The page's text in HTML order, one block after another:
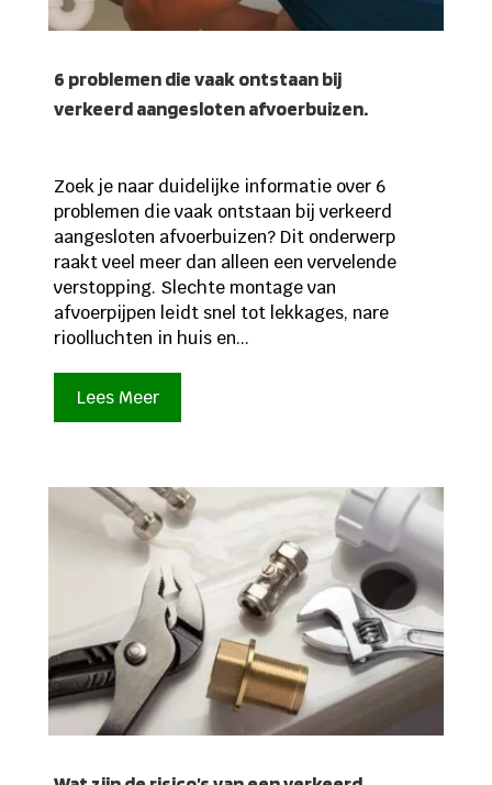
6 problemen die vaak ontstaan bij
verkeerd aangesloten afvoerbuizen.
Zoek je naar duidelijke informatie over 6
problemen die vaak ontstaan bij verkeerd
aangesloten afvoerbuizen? Dit onderwerp
raakt veel meer dan alleen een vervelende
verstopping. Slechte montage van
afvoerpijpen leidt snel tot lekkages, nare
rioolluchten in huis en...
Lees Meer